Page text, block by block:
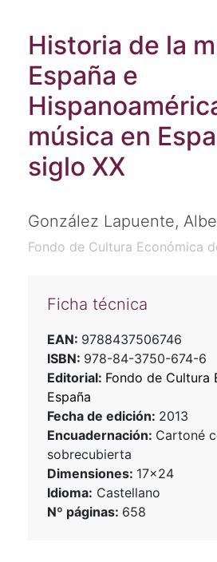
Historia de la
España e
música en
siglo XX
González Lapuente,
Fondo de Cultura Económica
Ficha técnica
EAN: 9788437506746
ISBN: 978-84-3750-674-6
Editorial: Fondo de Cultura
España
Fecha de edición: 2013
Encuadernación: Cartoné
sobrecubierta
Dimensiones: 17x24
Idioma: Castellano
Nº páginas: 658